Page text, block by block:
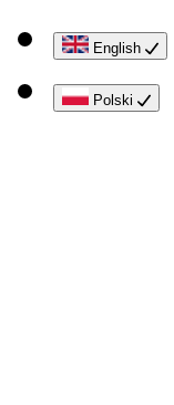
English
Polski